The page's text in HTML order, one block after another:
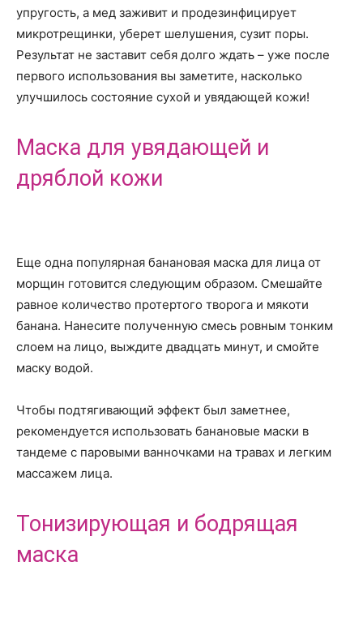
упругость, а мед заживит и продезинфицирует
микротрещинки, уберет шелушения, сузит поры.
Результат не заставит себя долго ждать – уже после
первого использования вы заметите, насколько
улучшилось состояние сухой и увядающей кожи!
Маска для увядающей и
дряблой кожи
Еще одна популярная банановая маска для лица от
морщин готовится следующим образом. Смешайте
равное количество протертого творога и мякоти
банана. Нанесите полученную смесь ровным тонким
слоем на лицо, выждите двадцать минут, и смойте
маску водой.
Чтобы подтягивающий эффект был заметнее,
рекомендуется использовать банановые маски в
тандеме с паровыми ванночками на травах и легким
массажем лица.
Тонизирующая и бодрящая
маска